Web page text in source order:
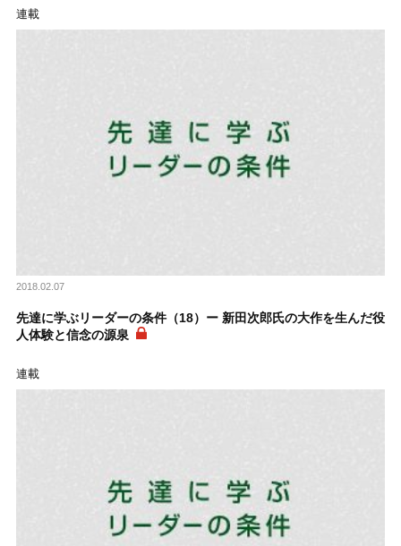
連載
2018.02.07
先達に学ぶリーダーの条件（18）ー 新田次郎氏の大作を生んだ役
人体験と信念の源泉
連載